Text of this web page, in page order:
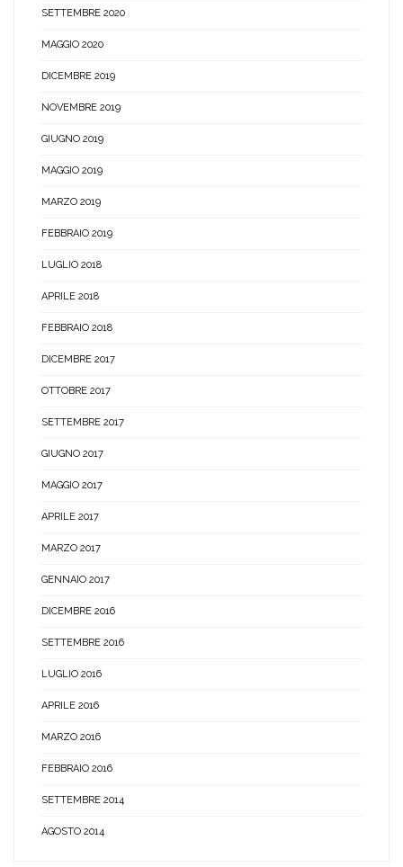
SETTEMBRE 2020
MAGGIO 2020
DICEMBRE 2019
NOVEMBRE 2019
GIUGNO 2019
MAGGIO 2019
MARZO 2019
FEBBRAIO 2019
LUGLIO 2018
APRILE 2018
FEBBRAIO 2018
DICEMBRE 2017
OTTOBRE 2017
SETTEMBRE 2017
GIUGNO 2017
MAGGIO 2017
APRILE 2017
MARZO 2017
GENNAIO 2017
DICEMBRE 2016
SETTEMBRE 2016
LUGLIO 2016
APRILE 2016
MARZO 2016
FEBBRAIO 2016
SETTEMBRE 2014
AGOSTO 2014